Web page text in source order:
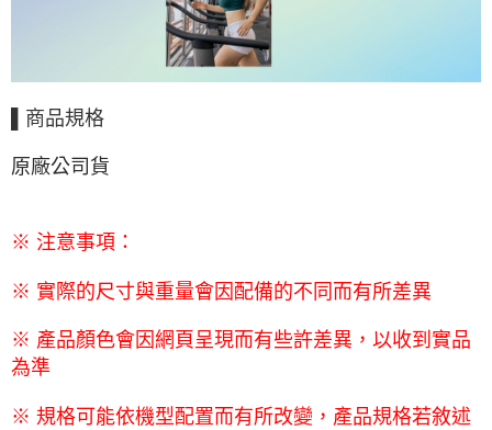
▌商品規格
原廠公司貨
※ 注意事項：
※ 實際的尺寸與重量會因配備的不同而有所差異
※ 產品顏色會因網頁呈現而有些許差異，以收到實品
為準
※ 規格可能依機型配置而有所改變，產品規格若敘述